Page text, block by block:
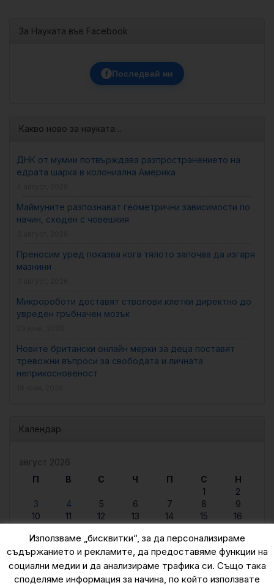
За Науката във Facebook
f Последвай ни
Какво ново за науката…
ДНК от мумии потвърждава разпространението на
едрата шарка в колониална Америка
Маймуните разпознават геометрични зависимости по
начин, сходен с човешкия
Преносим уред показва кога тялото започва да изгаря
мазнини
Микророботи доставят стволови клетки директно до
увреден гръбначен мозък
Новите британски онлайн мерки за деца поставят
тревожни въпроси за свободата и личната
неприкосновеност
Календар
август 2026
П
В С Ч П С
Н
1
2
3
4 5 6 7 8
9
10
11 12 13 14 15
16
24
25 26 27 28 29
30
31
« юни
Използваме „бисквитки“, за да персонализираме
съдържанието и рекламите, да предоставяме функции на
социални медии и да анализираме трафика си. Също така
споделяме информация за начина, по който използвате